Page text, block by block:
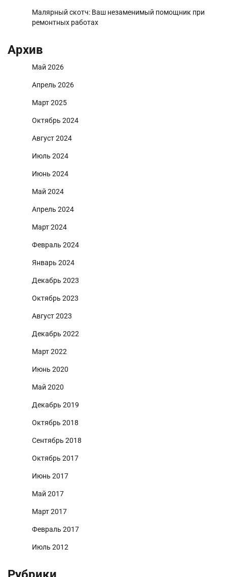
Малярный скотч: Ваш незаменимый помощник при
ремонтных работах
Архив
Май 2026
Апрель 2026
Март 2025
Октябрь 2024
Август 2024
Июль 2024
Июнь 2024
Май 2024
Апрель 2024
Март 2024
Февраль 2024
Январь 2024
Декабрь 2023
Октябрь 2023
Август 2023
Декабрь 2022
Март 2022
Июнь 2020
Май 2020
Декабрь 2019
Октябрь 2018
Сентябрь 2018
Октябрь 2017
Июнь 2017
Май 2017
Март 2017
Февраль 2017
Июль 2012